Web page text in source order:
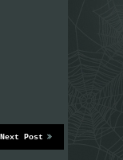
Next Post